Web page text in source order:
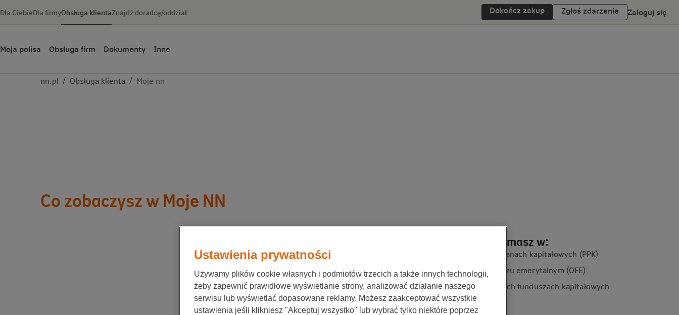
Dla CiebieDla firmyObsługa klientaZnajdź doradcę/oddział Dokończ zakup Zgłoś zdarzenie Zaloguj się
Moja polisa Obsługa firm Dokumenty Inne
nn.pl / Obsługa klienta / Moje nn
Co zobaczysz w Moje NN
jaki jest zakres Twojego ubezpieczenia
kogo obejmujesz ochroną
co jeszcze możesz ubezpieczyć w przyszłości
czy Twoja składka jest opłacona
Ile pieniędzy masz w:
Pracowniczych planach kapitałowych (PPK)
Otwartym funduszu emerytalnym (OFE)
Ubezpieczeniowych funduszach kapitałowych
(UFK)
Ustawienia prywatności
Używamy plików cookie własnych i podmiotów trzecich a także innych technologii,
żeby zapewnić prawidłowe wyświetlanie strony, analizować działanie naszego
serwisu lub wyświetlać dopasowane reklamy. Możesz zaakceptować wszystkie
ustawienia jeśli klikniesz "Akceptuj wszystko" lub wybrać tylko niektóre poprzez